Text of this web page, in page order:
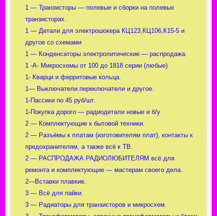
1 — Транзисторы — полевые и сборки на полевых
транзисторах.
1 — Детали для электрошокера КЦ123,КЦ106,К15-5 и
другое со схемами
1 — Конденсаторы электролитические — распродажа.
1 -А- Микросхемы от 100 до 1818 серии (любые)
1- Кварци и ферритовые кольца.
1— Выключатели.переключатели и другое.
1-Пассики по 45 руб/шт.
1-Покупка дорого — радиодетали новые и б/у
2 — Комплектующие к бытовой техники.
2 — Разъёмы к платам (изготовителям плат), контакты к
предохранителям, а также всё к ТВ.
2 — РАСПРОДАЖА РАДИОЛЮБИТЕЛЯМ всё для
ремонта и комплектующие — мастерам своего дела.
2—Вставки плавкие.
3 — Всё для пайки.
3 — Радиаторы для транзисторов и микросхем.